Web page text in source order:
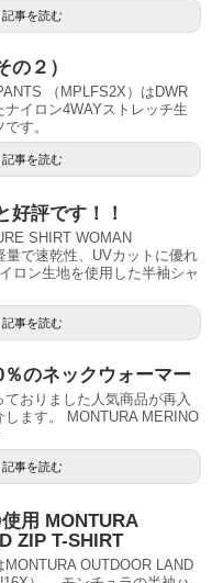
記事を読む
の２）
（MPLFS2X）はDWR
イロン4WAYストレッチ生
す。
記事を読む
好評です！！
SHIRT WOMAN
量で速乾性、UVカットに優れ
ロン生地を使用した半袖シャ
記事を読む
％のネックウォーマー
おりました人気商品が再入
ます。 MONTURA MERINO
記事を読む
用 MONTURA
ZIP T-SHIRT
OUTDOOR LAND